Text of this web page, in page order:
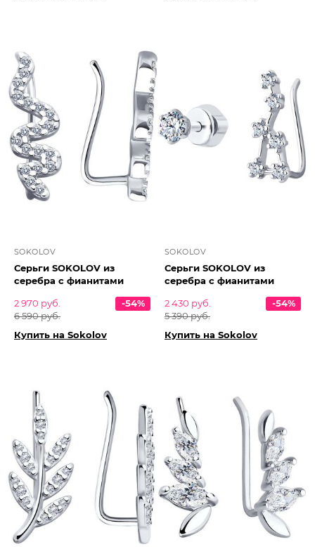
SOKOLOV
Серьги SOKOLOV из
серебра с фианитами
2 970 руб.
6 590 руб.
-54%
Купить на Sokolov
SOKOLOV
Серьги SOKOLOV из
серебра с фианитами
2 430 руб.
5 390 руб.
-54%
Купить на Sokolov